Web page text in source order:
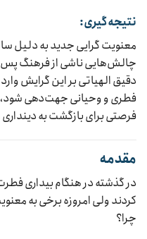
نتیجه‌گیری:
معنویت گرایی جدید به دلیل
چالش‌هایی ناشی از فرهنگ
دقیق الهیاتی بر این گرایش
فطری و وحیانی جهت‌دهی شود،
فرصتی برای بازگشت به
مقدمه
در گذشته در هنگام بیداری
کردند ولی امروزه برخی به
چرا؟